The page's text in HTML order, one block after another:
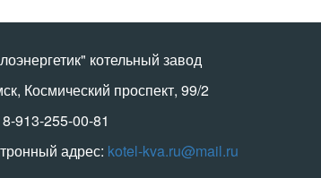
котельный завод
Космический проспект, 99/2
8-913-255-00-81
адрес: kotel-kva.ru@mail.ru